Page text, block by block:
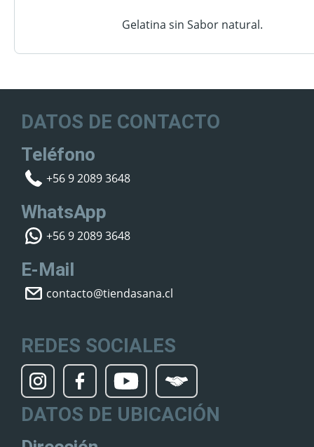
Gelatina sin Sabor natural.
DATOS DE CONTACTO
Teléfono
+56 9 2089 3648
WhatsApp
+56 9 2089 3648
E-Mail
contacto@tiendasana.cl
REDES SOCIALES
DATOS DE UBICACIÓN